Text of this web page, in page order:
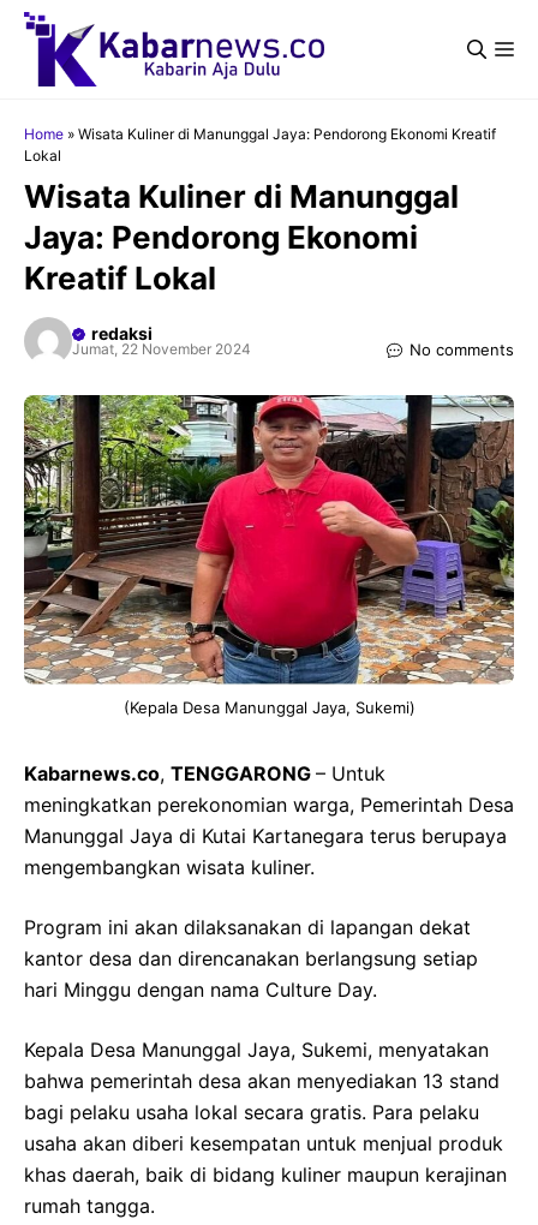
Langsung
Home » Wisata Kuliner di Manunggal Jaya: Pendorong Ekonomi Kreatif
Lokal
Wisata Kuliner di Manunggal
Jaya: Pendorong Ekonomi
Kreatif Lokal
redaksi
Jumat, 22 November 2024 No comments
(Kepala Desa Manunggal Jaya, Sukemi)
Kabarnews.co, TENGGARONG – Untuk
meningkatkan perekonomian warga, Pemerintah Desa
Manunggal Jaya di Kutai Kartanegara terus berupaya
mengembangkan wisata kuliner.
Program ini akan dilaksanakan di lapangan dekat
kantor desa dan direncanakan berlangsung setiap
hari Minggu dengan nama Culture Day.
Kepala Desa Manunggal Jaya, Sukemi, menyatakan
bahwa pemerintah desa akan menyediakan 13 stand
bagi pelaku usaha lokal secara gratis. Para pelaku
usaha akan diberi kesempatan untuk menjual produk
khas daerah, baik di bidang kuliner maupun kerajinan
rumah tangga.